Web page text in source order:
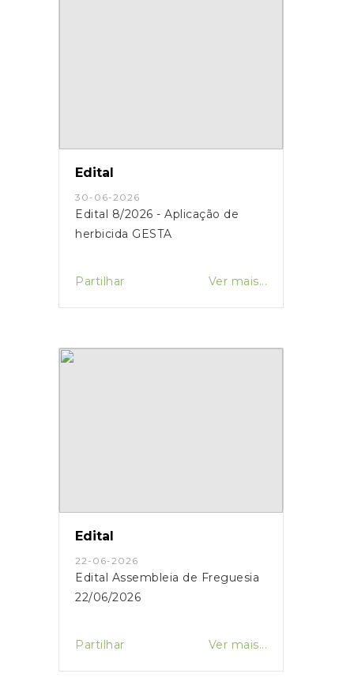
Edital
30-06-2026
Edital 8/2026 - Aplicação de
herbicida GESTA
Partilhar Ver mais...
Edital
22-06-2026
Edital Assembleia de Freguesia
22/06/2026
Partilhar Ver mais...